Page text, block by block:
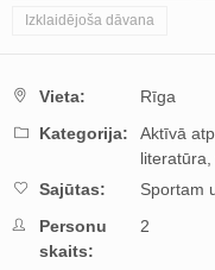
Izklaidējoša dāvana
Vieta:
Rīga
Kategorija:
Aktīvā
literatūra,
Sajūtas:
Sportam
Personu
skaits:
2